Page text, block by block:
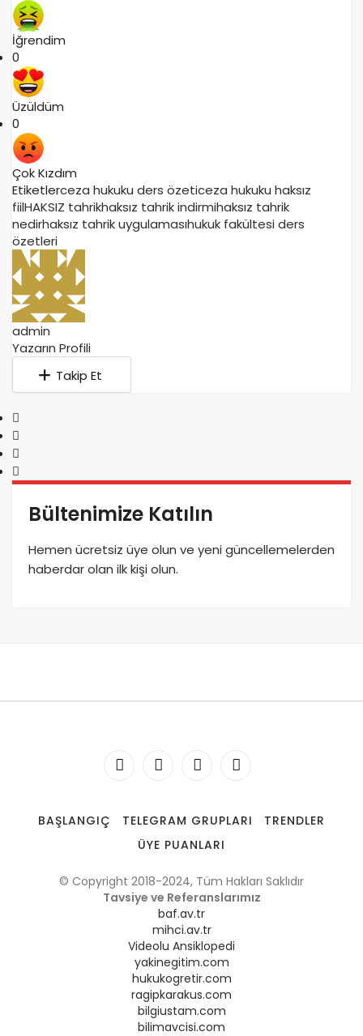
İğrendim
0
Üzüldüm
0
Çok Kızdım
Etiketlerceza hukuku ders özeticeza hukuku haksız
fiilHAKSIZ tahrikhaksız tahrik indirmihaksız tahrik
nedirhaksız tahrik uygulamasıhukuk fakültesi ders
özetleri
admin
Yazarın Profili
Takip Et
Bültenimize Katılın
Hemen ücretsiz üye olun ve yeni güncellemelerden
haberdar olan ilk kişi olun.
BAŞLANGIÇ TELEGRAM GRUPLARI
TRENDLER
ÜYE PUANLARI
© Copyright 2018-2024, Tüm Hakları Saklıdır
Tavsiye ve Referanslarımız
baf.av.tr
mihci.av.tr
Videolu Ansiklopedi
yakinegitim.com
hukukogretir.com
ragipkarakus.com
bilgiustam.com
bilimavcisi.com